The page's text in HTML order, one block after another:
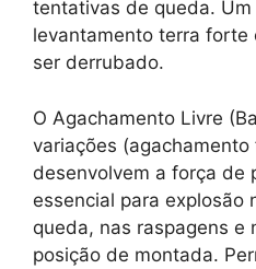
tentativas de queda.
levantamento terra forte
ser derrubado.
O Agachamento Livre
variações
desenvolvem a força de
essencial para explosão
queda, nas raspagens e
posição de montada.